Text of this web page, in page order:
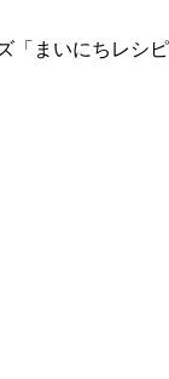
「まいにちレシピ